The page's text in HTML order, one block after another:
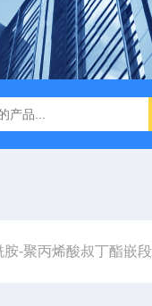
-聚丙烯酸叔丁酯嵌